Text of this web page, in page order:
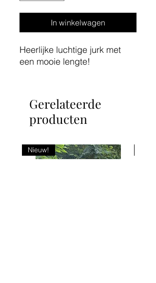
In winkelwagen
Heerlijke luchtige jurk met
een mooie lengte!
Gerelateerde
producten
Nieuw!